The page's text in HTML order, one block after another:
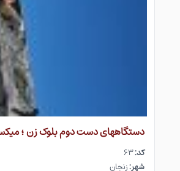
دستگاههای دست دوم بلوک زن ؛ میکسر
کد:۶۳
شهر:زنجان